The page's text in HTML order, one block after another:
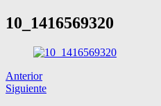
10_1416569320
Anterior
Siguiente